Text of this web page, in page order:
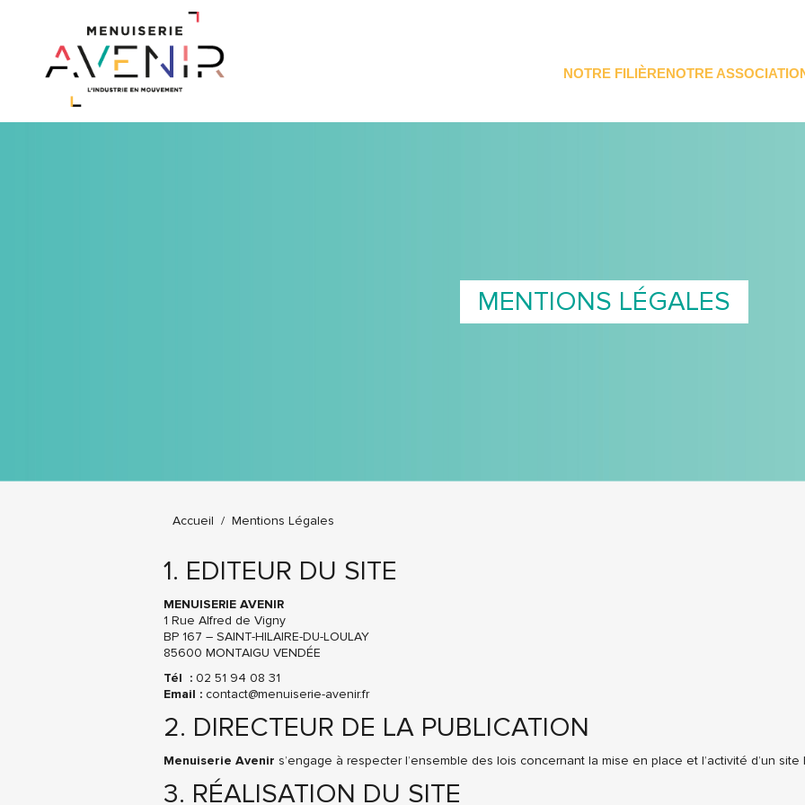
NOTRE FILIÈRENOTRE
MENTIONS LÉGALES
Vous êtes ici :
Accueil Mentions Légales
1. EDITEUR DU SITE
MENUISERIE AVENIR
1 Rue Alfred de Vigny
BP 167 – SAINT-HILAIRE-DU-LOULAY
85600 MONTAIGU VENDÉE
Tél : 02 51 94 08 31
Email : contact@menuiserie-avenir.fr
2. DIRECTEUR DE LA PUBLICATION
Menuiserie Avenir s’engage à respecter l’ensemble des lois concernant la mise en place et l’activité d’un site
3. RÉALISATION DU SITE